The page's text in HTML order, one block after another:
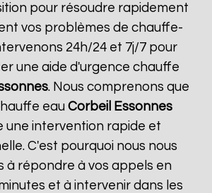
pour résoudre rapidement
vos problèmes de chauffe-
24h/24 et 7j/7 pour
une aide d'urgence chauffe
. Nous comprenons que
eau Corbeil Essonnes
une intervention rapide et
C'est pourquoi nous nous
à répondre à vos appels en
et à intervenir dans les